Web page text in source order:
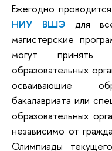
Ежегодно
НИУ ВШЭ для
магистерские
могут принять
образовательных
осваивающие
бакалавриата или
образовательных
независимо от
Олимпиады